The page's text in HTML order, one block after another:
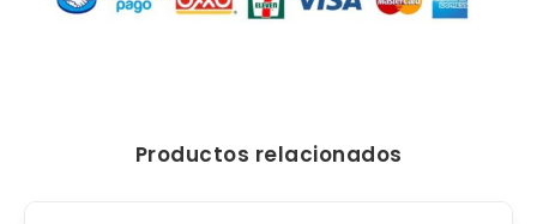
Productos relacionados